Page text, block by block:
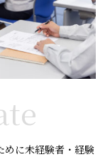
めに未経験者・経験